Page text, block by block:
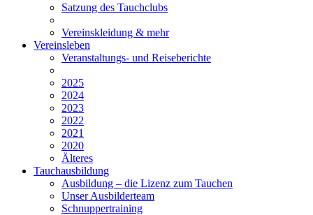
Satzung des Tauchclubs
Vereinskleidung & mehr
Vereinsleben
Veranstaltungs- und Reiseberichte
2025
2024
2023
2022
2021
2020
Älteres
Tauchausbildung
Ausbildung – die Lizenz zum Tauchen
Unser Ausbilderteam
Schnuppertraining